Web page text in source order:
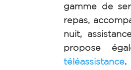
gamme de
repas,
nuit,
propose
téléassistance.